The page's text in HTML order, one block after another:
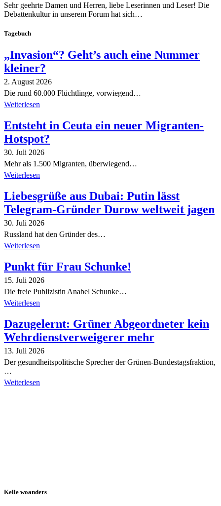
Sehr geehrte Damen und Herren, liebe Leserinnen und Leser! Die
Debattenkultur in unserem Forum hat sich…
Tagebuch
„Invasion“? Geht’s auch eine Nummer
kleiner?
2. August 2026
Die rund 60.000 Flüchtlinge, vorwiegend…
Weiterlesen
Entsteht in Ceuta ein neuer Migranten-
Hotspot?
30. Juli 2026
Mehr als 1.500 Migranten, überwiegend…
Weiterlesen
Liebesgrüße aus Dubai: Putin lässt
Telegram-Gründer Durow weltweit jagen
30. Juli 2026
Russland hat den Gründer des…
Weiterlesen
Punkt für Frau Schunke!
15. Juli 2026
Die freie Publizistin Anabel Schunke…
Weiterlesen
Dazugelernt: Grüner Abgeordneter kein
Wehrdienstverweigerer mehr
13. Juli 2026
Der gesundheitspolitische Sprecher der Grünen-Bundestagsfraktion,
…
Weiterlesen
Kelle woanders